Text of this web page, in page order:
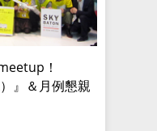
！
』＆月例懇親